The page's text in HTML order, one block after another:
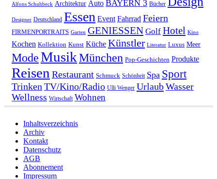
Alfons Schuhbeck Architektur Auto BAYERN 3 Bücher
Designer Deutschland Essen Event Fahrrad Feiern
FIRMENPORTRAITS Garten GENIESSEN Golf Hotel Kino
Kochen Kollektion Kunst Küche Künstler Literatur Luxus Meer
ModeMusikMünchen Pop-Geschichten Produkte
Reisen Restaurant Schmuck Schönheit Spa Sport
Trinken TV/Kino/Radio Ulli Wenger UrlaubWasser
Wellness Wirtschaft Wohnen
Inhaltsverzeichnis
Archiv
Kontakt
Datenschutz
AGB
Abonnement
Impressum